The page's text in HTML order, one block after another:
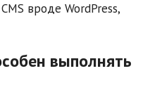
вроде WordPress,
выполнять